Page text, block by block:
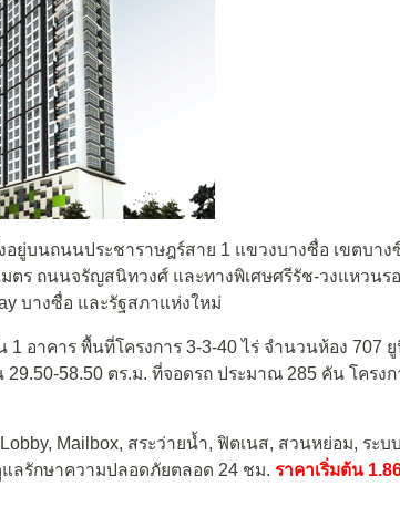
อยู่บนถนนประชาราษฎร์สาย 1 แขวงบางซื่อ เขตบาง
มตร ถนนจรัญสนิทวงศ์ และทางพิเศษศรีรัช-วงแหวนร
บางซื่อ และรัฐสภาแห่งใหม่
1 อาคาร พื้นที่โครงการ 3-3-40 ไร่ จำนวนห้อง 707
58.50 ตร.ม. ที่จอดรถ ประมาณ 285 คัน โครงก
Mailbox, สระว่ายน้ำ, ฟิตเนส, สวนหย่อม, ระบ
แลรักษาความปลอดภัยตลอด 24 ชม. ราคาเริ่มต้น